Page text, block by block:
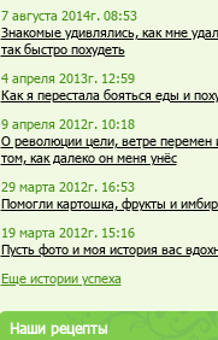
7 августа 2014г. 08:53
Знакомые удивлялись, как мне
так быстро похудеть
4 апреля 2013г. 12:59
Как я перестала бояться еды и
9 апреля 2012г. 10:18
О революции цели, ветре перемен
том, как далеко он меня унёс
29 марта 2012г. 16:53
Помогли картошка, фрукты и
19 марта 2012г. 15:16
Пусть фото и моя история вас
Еще истории успеха
Наши рецепты